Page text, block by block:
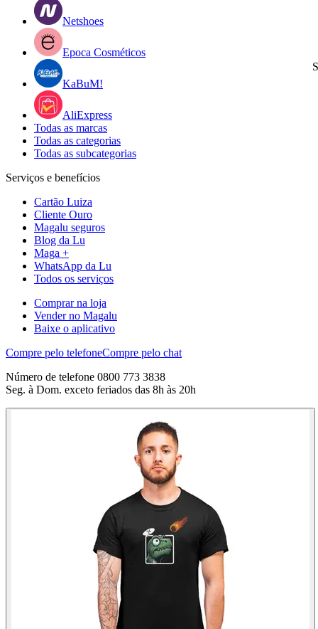
Netshoes
Epoca Cosméticos
KaBuM!
AliExpress
Todas as marcas
Todas as categorias
Todas as subcategorias
Serviços e benefícios
Cartão Luiza
Cliente Ouro
Magalu seguros
Blog da Lu
Maga +
WhatsApp da Lu
Todos os serviços
Comprar na loja
Vender no Magalu
Baixe o aplicativo
Compre pelo telefoneCompre pelo chat
Número de telefone 0800 773 3838
Seg. à Dom. exceto feriados das 8h às 20h